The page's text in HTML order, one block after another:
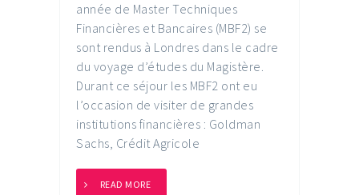
année de Master Techniques
Financières et Bancaires (MBF2) se
sont rendus à Londres dans le cadre
du voyage d’études du Magistère.
Durant ce séjour les MBF2 ont eu
l’occasion de visiter de grandes
institutions financières : Goldman
Sachs, Crédit Agricole
READ MORE